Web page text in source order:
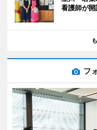
看護師が
フ